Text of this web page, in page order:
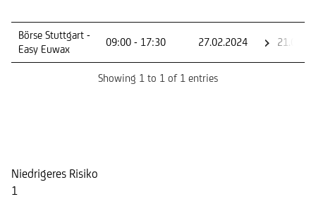
Handelsplatz
Handelstag
Börse Stuttgart -
Easy Euwax
09:00 - 17:30 27.02.2024
Showing 1 to 1 of 1 entries
Niedrigeres Risiko
1